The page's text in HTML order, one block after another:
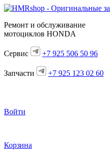
Ремонт и обслуживание
мотоциклов HONDA
Сервис +7 925 506 50 96
Запчасти +7 925 123 02 60
Войти
Корзина